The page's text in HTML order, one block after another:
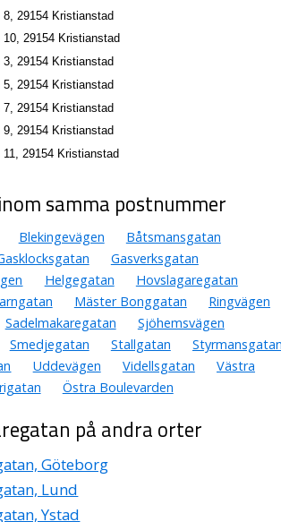
8, 29154 Kristianstad
10, 29154 Kristianstad
3, 29154 Kristianstad
5, 29154 Kristianstad
7, 29154 Kristianstad
9, 29154 Kristianstad
29154 Kristianstad
samma postnummer
Blekingevägen
Båtsmansgatan
Gasverksgatan
Helgegatan
Hovslagaregatan
Mäster Bonggatan
Ringvägen
Sadelmakaregatan
Sjöhemsvägen
Smedjegatan Stallgatan
Uddevägen Videllsgatan
Västra
Östra Boulevarden
på andra orter
Göteborg
Lund
Ystad